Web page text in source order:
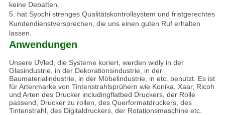
keine Debatten.
5. hat Syochi strenges Qualitätskontrollsystem und fristgerechtes
Kundendienstversprechen, die uns einen guten Ruf erhalten
lassen.
Anwendungen
Unsere UVled, die Systeme kuriert, werden widly in der
Glasindustrie, in der Dekorationsindustrie, in der
Baumaterialindustrie, in der Möbelindustrie, in etc. benutzt. Es ist
für Artenmarke von Tintenstrahlsprühern wie Konika, Xaar, Ricoh
und Arten des Drucker includingflatbed Druckers, der Rolle
passend, Drucker zu rollen, des Querformatdruckers, des
Tintenstrahl, des Digitaldruckers, der Rotationsmaschine etc.